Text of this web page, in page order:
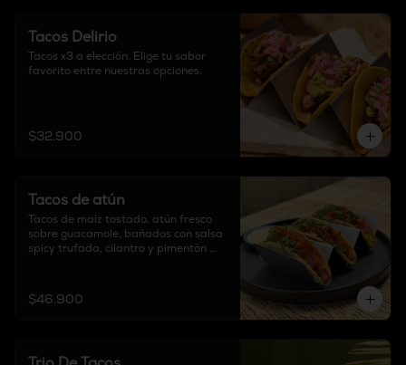
Tacos Delirio
Tacos x3 a elección. Elige tu sabor
favorito entre nuestras opciones.
$32.900
Tacos de atún
Tacos de maíz tostado, atún fresco
sobre guacamole, bañados con salsa
spicy trufada, cilantro y pimentón
$46.900